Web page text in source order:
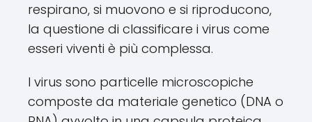
respirano, si muovono e si riproducono,
la questione di classificare i virus come
esseri viventi è più complessa.
I virus sono particelle microscopiche
composte da materiale genetico (DNA o